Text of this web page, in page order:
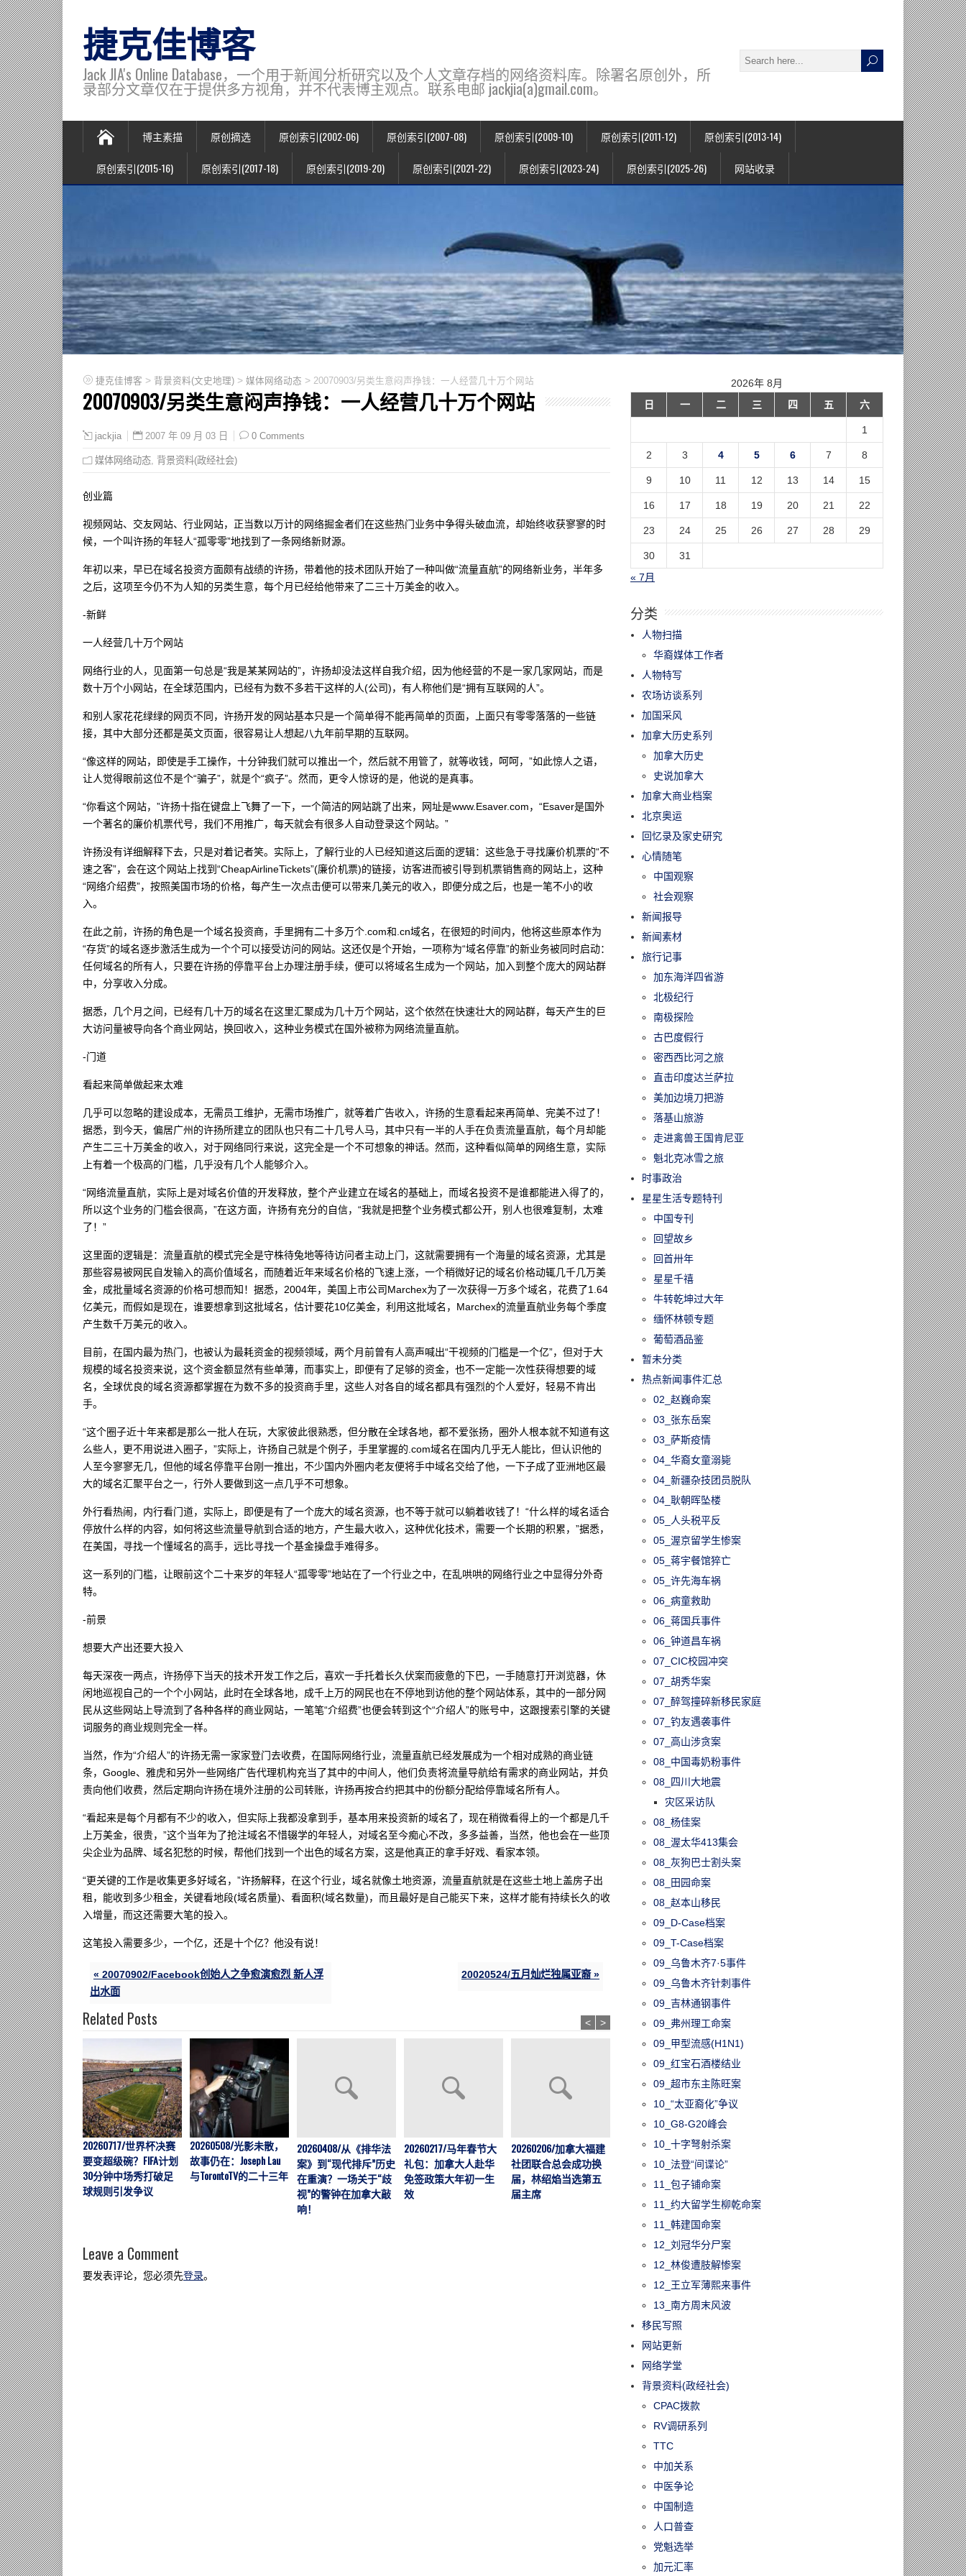
捷克佳博客
Jack JIA's Online Database，一个用于新闻分析研究以及个人文章存档的网络资料库。除署名原创外，所
录部分文章仅在于提供多方视角，并不代表博主观点。联系电邮 jackjia(a)gmail.com。
博主素描 原创摘选 原创索引(2002-06) 原创索引(2007-08) 原创索引(2009-10) 原创索引(2011-12) 原创索引(2013-14)
原创索引(2015-16) 原创索引(2017-18) 原创索引(2019-20) 原创索引(2021-22) 原创索引(2023-24) 原创索引(2025-26) 网站收录
捷克佳博客 > 背景资料(文史地理) > 媒体网络动态 > 20070903/另类生意闷声挣钱：一人经营几十万个网站
20070903/另类生意闷声挣钱：一人经营几十万个网站
jackjia 2007 年 09 月 03 日 0 Comments
媒体网络动态 背景资料(政经社会)
创业篇
视频网站、交友网站、行业网站，正当数以万计的网络掘金者们在这些热门业务中争得头破血流，却始终收获寥寥的时
候，一个叫许扬的年轻人“孤零零”地找到了一条网络新财源。
年初以来，早已在域名投资方面颇有战绩的许扬，带着他的技术团队开始了一种叫做“流量直航”的网络新业务，半年多
之后，这项至今仍不为人知的另类生意，每个月已经给他带来了二三十万美金的收入。
-新鲜
一人经营几十万个网站
网络行业的人，见面第一句总是“我是某某网站的”，许扬却没法这样自我介绍，因为他经营的不是一家几家网站，而是
数十万个小网站，在全球范围内，已经有为数不多若干这样的人(公司)，有人称他们是“拥有互联网的人”。
和别人家花花绿绿的网页不同，许扬开发的网站基本只是一个简单得不能再简单的页面，上面只有零零落落的一些链
接，其中大部分还都是英文页面，很容易让人想起八九年前早期的互联网。
“像这样的网站，即使是手工操作，十分钟我们就可以推出一个，然后就不用管了，就等收钱，呵呵，”如此惊人之语，
让人觉得眼前这位不是个“骗子”，就是个“疯子”。然而，更令人惊讶的是，他说的是真事。
“你看这个网站，”许扬十指在键盘上飞舞了一下，一个简洁的网站跳了出来，网址是www.Esaver.com，“Esaver是国外
一个著名的廉价机票代号，我们不用推广，每天就会有很多人自动登录这个网站。”
许扬没有详细解释下去，只是对着记者笑。实际上，了解行业的人已经知道这后面的逻辑：这些急于寻找廉价机票的“不
速之客”，会在这个网站上找到“CheapAirlineTickets”(廉价机票)的链接，访客进而被引导到机票销售商的网站上，这种
“网络介绍费”，按照美国市场的价格，每产生一次点击便可以带来几美元的收入，即便分成之后，也是一笔不小的收
入。
在此之前，许扬的角色是一个域名投资商，手里拥有二十多万个.com和.cn域名，在很短的时间内，他将这些原本作为
“存货”的域名逐步激活生成为一个个可以接受访问的网站。这还仅是个开始，一项称为“域名停靠”的新业务被同时启动：
任何域名的所有人，只要在许扬的停靠平台上办理注册手续，便可以将域名生成为一个网站，加入到整个庞大的网站群
中，分享收入分成。
据悉，几个月之间，已经有几十万的域名在这里汇聚成为几十万个网站，这个依然在快速壮大的网站群，每天产生的巨
大访问量被导向各个商业网站，换回收入，这种业务模式在国外被称为网络流量直航。
-门道
看起来简单做起来太难
几乎可以忽略的建设成本，无需员工维护，无需市场推广，就等着广告收入，许扬的生意看起来再简单、完美不过了！
据悉，到今天，偏居广州的许扬所建立的团队也只有二十几号人马，其中只有一半的人手在负责流量直航，每个月却能
产生二三十万美金的收入，对于网络同行来说，这完全是一个不可想象的神话。然而，这种看似简单的网络生意，实际
上有着一个极高的门槛，几乎没有几个人能够介入。
“网络流量直航，实际上是对域名价值的开发释放，整个产业建立在域名的基础上，而域名投资不是谁都能进入得了的，
所以这个业务的门槛会很高，”在这方面，许扬有充分的自信，“我就是把整个业务模式都公开，别人也很难复制，太难
了！”
这里面的逻辑是：流量直航的模式完全是守株待兔地等待访问者主动上门，这就需要拥有一个海量的域名资源，尤其是
那些容易被网民自发输入的高价值域名，而随着近年来域名价格的飞速上涨，一个稍微好记的域名价格动辄几千几万美
金，成批量域名资源的价格可想而知！据悉，2004年，美国上市公司Marchex为了一次获得一万多个域名，花费了1.64
亿美元，而假如是现在，谁要想拿到这批域名，估计要花10亿美金，利用这批域名，Marchex的流量直航业务每个季度
产生数千万美元的收入。
目前，在国内最为热门，也被认为最耗资金的视频领域，两个月前曾有人高声喊出“干视频的门槛是一个亿”，但对于大
规模的域名投资来说，这个资金额显然有些单薄，而事实上，即便有了足够的资金，也不一定能一次性获得想要的域
名，全球优良的域名资源都掌握在为数不多的投资商手里，这些人对各自的域名都具有强烈的个人爱好，轻易不肯出
手。
“这个圈子近十年来都是那么一批人在玩，大家彼此很熟悉，但分散在全球各地，都不爱张扬，圈外人根本就不知道有这
么些人，更不用说进入圈子，”实际上，许扬自己就是个例子，手里掌握的.com域名在国内几乎无人能比，但认识他的
人至今寥寥无几，但他的域名停靠平台刚一推出，不少国内外圈内老友便将手中域名交给了他，一下子成了亚洲地区最
大的域名汇聚平台之一，行外人要做到这一点几乎不可想象。
外行看热闹，内行看门道，实际上，即便是有了一个庞大的域名资源，也不等于就可以躺着收钱了！“什么样的域名适合
停放什么样的内容，如何将这些流量导航到合适的地方，产生最大收入，这种优化技术，需要一个长期的积累，”据悉，
在美国，寻找一个懂域名的高手，远比寻找一个基金操盘手难得多。
这一系列的门槛，让眼前这个二十来岁的年轻人“孤零零”地站在了一个行业之中，在乱哄哄的网络行业之中显得分外奇
特。
-前景
想要大产出还要大投入
每天深夜一两点，许扬停下当天的技术开发工作之后，喜欢一手托着长久伏案而疲惫的下巴，一手随意打开浏览器，休
闲地巡视自己的一个个小网站，此时在全球各地，成千上万的网民也在不停地到访他的整个网站体系，其中的一部分网
民从这些网站上导流到了各种各样的商业网站，一笔笔“介绍费”也便会转到这个“介绍人”的账号中，这跟搜索引擎的关键
词服务的商业规则完全一样。
当然，作为“介绍人”的许扬无需一家家登门去收费，在国际网络行业，流量直航已经发展成为一个相对成熟的商业链
条，Google、雅虎和另外一些网络广告代理机构充当了其中的中间人，他们负责将流量导航给有需求的商业网站，并负
责向他们收费，然后定期向许扬在境外注册的公司转账，许扬再按合约把其中的份额分配给停靠域名所有人。
“看起来是每个月都有不少的收入，但实际上我都没拿到手，基本用来投资新的域名了，现在稍微看得上的一个都是几千
上万美金，很贵，”这个当年为了抢注域名不惜辍学的年轻人，对域名至今痴心不改，多多益善，当然，他也会在一些顶
尖企业为品牌、域名犯愁的时候，帮他们找到一个出色的域名方案，这是他真正的拿手好戏、看家本领。
“更关键的工作是收集更多好域名，”许扬解释，在这个行业，域名就像土地资源，流量直航就是在这些土地上盖房子出
租，能收到多少租金，关键看地段(域名质量)、看面积(域名数量)，而且最好是自己能买下来，这样才能有持续长久的收
入增量，而这还需要大笔的投入。
这笔投入需要多少，一个亿，还是十个亿？他没有说！
« 20070902/Facebook创始人之争愈演愈烈 新人浮
出水面
20020524/五月灿烂独属亚裔 »
Related Posts
20260717/世界杯决赛
要变超级碗？FIFA计划
30分钟中场秀打破足
球规则引发争议
20260508/光影未散，
故事仍在：Joseph Lau
与TorontoTV的二十三年
20260408/从《排华法
案》到“现代排斥”历史
在重演？一场关于“歧
视”的警钟在加拿大敲
响！
20260217/马年春节大
礼包：加拿大人赴华
免签政策大年初一生
效
20260206/加拿大福建
社团联合总会成功换
届，林绍焰当选第五
届主席
20260113/时代落幕！
运营33年的《明报》
加拿大版1月17日停
刊，永久关闭
< >
Leave a Comment
要发表评论，您必须先登录。
2026年 8月
日
一 二 三 四 五 六
1
2 3 4 5 6 7 8
9 10 11 12 13 14 15
16 17 18 19 20 21 22
23 24 25 26 27 28 29
30
31
« 7月
分类
人物扫描
华裔媒体工作者
人物特写
农场访谈系列
加国采风
加拿大历史系列
加拿大历史
史说加拿大
加拿大商业档案
北京奥运
回忆录及家史研究
心情随笔
中国观察
社会观察
新闻报导
新闻素材
旅行记事
加东海洋四省游
北极纪行
南极探险
古巴度假行
密西西比河之旅
直击印度达兰萨拉
美加边境刀把游
落基山旅游
走进禽兽王国肯尼亚
魁北克冰雪之旅
时事政治
星星生活专题特刊
中国专刊
回望故乡
回首卅年
星星千禧
牛转乾坤过大年
缅怀林顿专题
葡萄酒品鉴
暂未分类
热点新闻事件汇总
02_赵巍命案
03_张东岳案
03_萨斯疫情
04_华裔女童溺毙
04_新疆杂技团员脱队
04_耿朝晖坠楼
05_人头税平反
05_渥京留学生惨案
05_蒋宇餐馆猝亡
05_许先海车祸
06_病童救助
06_蒋国兵事件
06_钟道昌车祸
07_CIC校园冲突
07_胡秀华案
07_醉驾撞碎新移民家庭
07_钓友遇袭事件
07_高山涉贪案
08_中国毒奶粉事件
08_四川大地震
灾区采访队
08_杨佳案
08_渥太华413集会
08_灰狗巴士割头案
08_田园命案
08_赵本山移民
09_D-Case档案
09_T-Case档案
09_乌鲁木齐7·5事件
09_乌鲁木齐针刺事件
09_吉林通钢事件
09_弗州理工命案
09_甲型流感(H1N1)
09_红宝石酒楼结业
09_超市东主陈旺案
10_“太亚裔化”争议
10_G8-G20峰会
10_十字弩射杀案
10_法登“间谍论”
11_包子铺命案
11_约大留学生柳乾命案
11_韩建国命案
12_刘冠华分尸案
12_林俊遭肢解惨案
12_王立军薄熙来事件
13_南方周末风波
移民写照
网站更新
网络学堂
背景资料(政经社会)
CPAC拨款
RV调研系列
TTC
中加关系
中医争论
中国制造
人口普查
党魁选举
加元汇率